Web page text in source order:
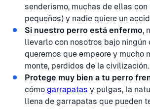
senderismo, muchas de ellas
pequeños) y nadie quiere un
Si nuestro perro está enfermo,
llevarlo con nosotros bajo ningún
queremos que empeore y mucho
monte, perdidos de la civilización.
Protege muy bien a tu perro
cómo garrapatas y pulgas, la
llena de garrapatas que pueden